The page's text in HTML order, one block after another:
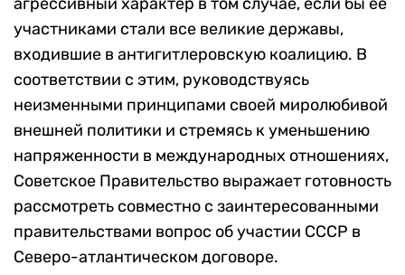
участниками стали все великие державы,
входившие в антигитлеровскую коалицию. В
соответствии с этим, руководствуясь
неизменными принципами своей миролюбивой
внешней политики и стремясь к уменьшению
напряженности в международных отношениях,
Советское Правительство выражает готовность
рассмотреть совместно с заинтересованными
правительствами вопрос об участии СССР в
Северо-атлантическом договоре.